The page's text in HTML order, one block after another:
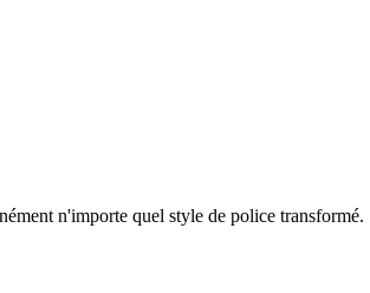
n'importe quel style de police transformé.